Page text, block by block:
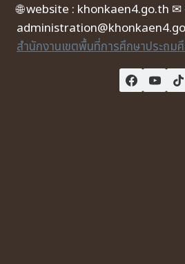
🌐 website : khonkaen4.go.th ✉
สำนักงานเขตพื้นที่การศึกษาประถม